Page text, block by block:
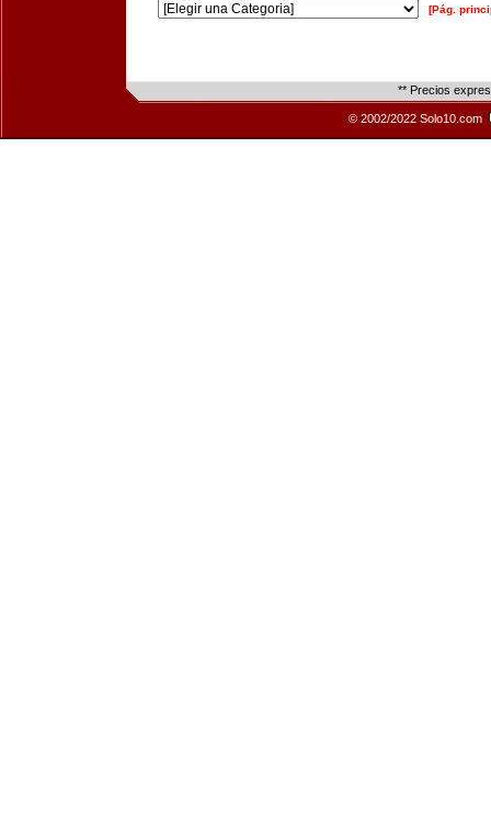
[Pág.
** Precios
© 2002/2022 Solo10.com